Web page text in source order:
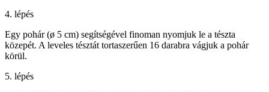
4. lépés
Egy pohár (ø 5 cm) segítségével finoman nyomjuk le a tészta
közepét. A leveles tésztát tortaszerűen 16 darabra vágjuk a pohár
körül.
5. lépés